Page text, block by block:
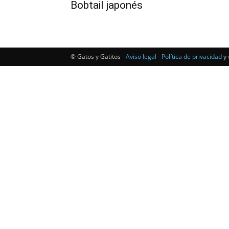
Bobtail japonés
© Gatos y Gatitos -Aviso legal - Política de privacidady